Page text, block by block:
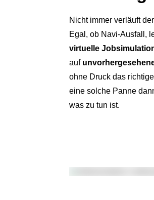
Nicht immer verläuft
Egal, ob Navi-Ausfall,
virtuelle
auf
ohne Druck das
eine solche Panne
was zu tun ist.